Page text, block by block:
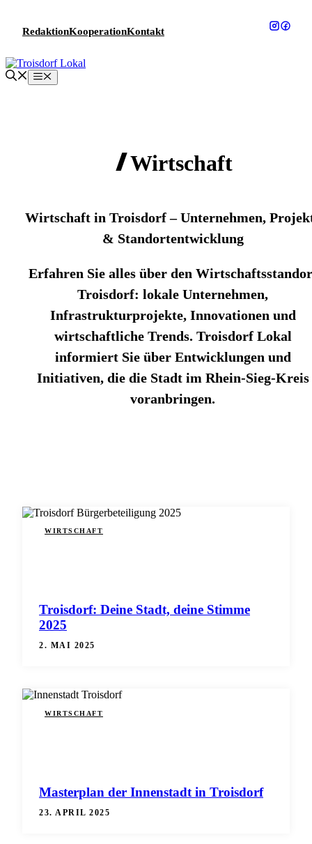
springen
RedaktionKooperationKontakt
Menü
Wirtschaft
Wirtschaft in Troisdorf – Unternehmen,
& Standortentwicklung
Erfahren Sie alles über den
Troisdorf: lokale Unternehmen,
Infrastrukturprojekte, Innovationen und
wirtschaftliche Trends. Troisdorf Lokal
informiert Sie über Entwicklungen und
Initiativen, die die Stadt im Rhein-Sieg-Kreis
voranbringen.
WIRTSCHAFT
Troisdorf: Deine Stadt, deine Stimme
2025
2. MAI 2025
WIRTSCHAFT
Masterplan der Innenstadt in Troisdorf
23. APRIL 2025